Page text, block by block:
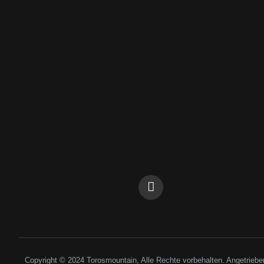
Copyright © 2024 Torosmountain, Alle Rechte vorbehalten.